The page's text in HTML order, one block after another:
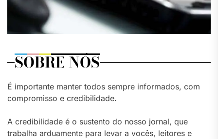
SOBRE NÓS
É importante manter todos sempre informados, com
compromisso e credibilidade.
A credibilidade é o sustento do nosso jornal, que
trabalha arduamente para levar a vocês, leitores e